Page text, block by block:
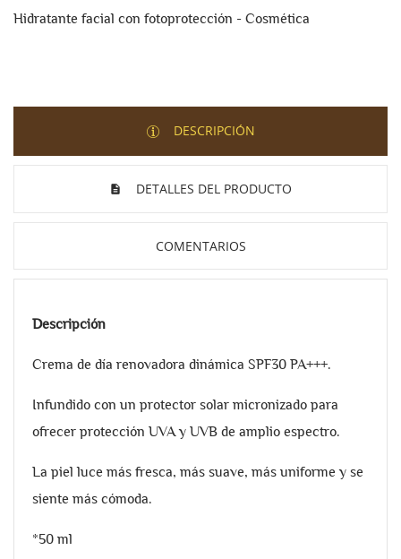
Hidratante facial con fotoprotección - Cosmética
DESCRIPCIÓN
DETALLES DEL PRODUCTO
COMENTARIOS
Descripción
Crema de día renovadora dinámica SPF30 PA+++.
Infundido con un protector solar micronizado para
ofrecer protección UVA y UVB de amplio espectro.
La piel luce más fresca, más suave, más uniforme y se
siente más cómoda.
*50 ml